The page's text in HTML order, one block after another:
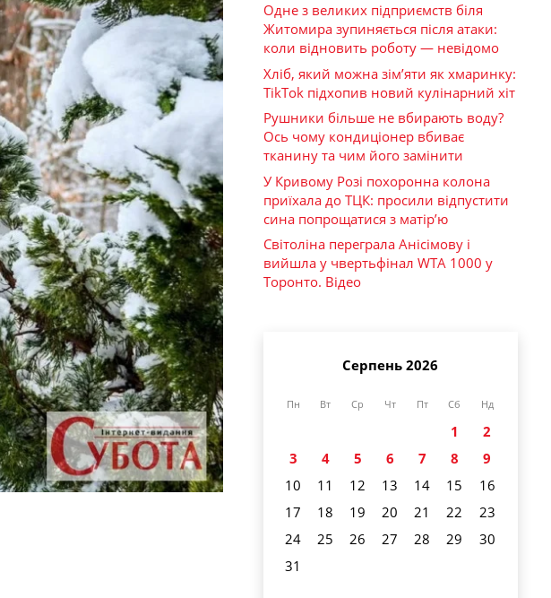
Одне з великих підприємств біля
Житомира зупиняється після атаки:
коли відновить роботу — невідомо
Хліб, який можна зім’яти як хмаринку:
TikTok підхопив новий кулінарний хіт
Рушники більше не вбирають воду?
Ось чому кондиціонер вбиває
тканину та чим його замінити
У Кривому Розі похоронна колона
приїхала до ТЦК: просили відпустити
сина попрощатися з матір’ю
Світоліна переграла Анісімову і
вийшла у чвертьфінал WTA 1000 у
Торонто. Відео
Серпень 2026
Пн Вт Ср Чт Пт Сб Нд
1
2
3
4 5 6 7 8
9
10
11 12 13 14 15
16
17
18 19 20 21 22
23
24
25 26 27 28 29
30
31